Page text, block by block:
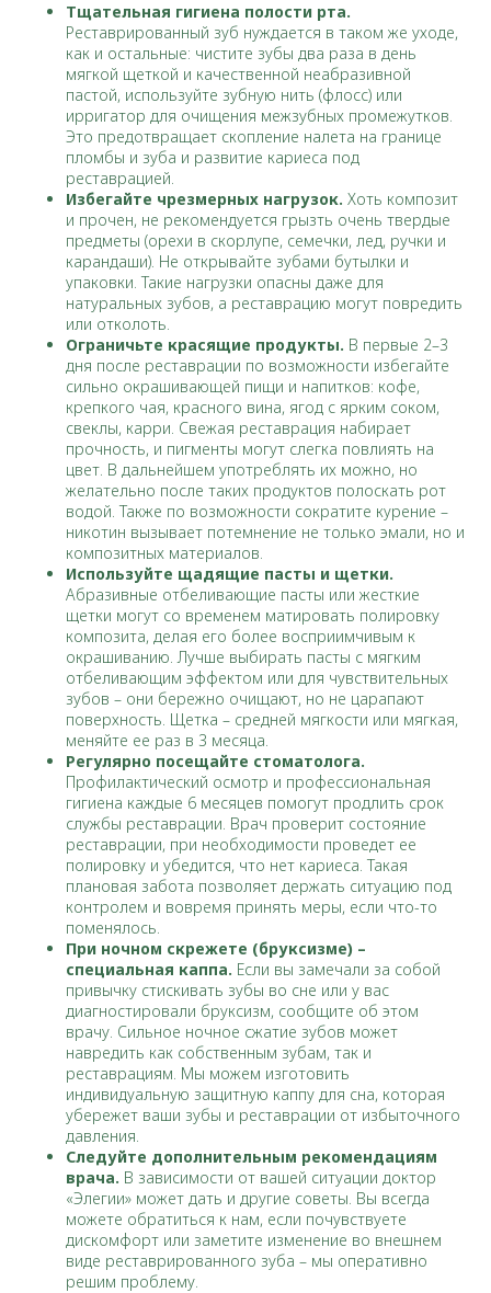
Тщательная гигиена полости рта.
Реставрированный зуб нуждается в таком же уходе,
как и остальные: чистите зубы два раза в день
мягкой щеткой и качественной неабразивной
пастой, используйте зубную нить (флосс) или
ирригатор для очищения межзубных промежутков.
Это предотвращает скопление налета на границе
пломбы и зуба и развитие кариеса под
реставрацией.
Избегайте чрезмерных нагрузок. Хоть композит
и прочен, не рекомендуется грызть очень твердые
предметы (орехи в скорлупе, семечки, лед, ручки и
карандаши). Не открывайте зубами бутылки и
упаковки. Такие нагрузки опасны даже для
натуральных зубов, а реставрацию могут повредить
или отколоть.
Ограничьте красящие продукты. В первые 2–3
дня после реставрации по возможности избегайте
сильно окрашивающей пищи и напитков: кофе,
крепкого чая, красного вина, ягод с ярким соком,
свеклы, карри. Свежая реставрация набирает
прочность, и пигменты могут слегка повлиять на
цвет. В дальнейшем употреблять их можно, но
желательно после таких продуктов полоскать рот
водой. Также по возможности сократите курение –
никотин вызывает потемнение не только эмали, но и
композитных материалов.
Используйте щадящие пасты и щетки.
Абразивные отбеливающие пасты или жесткие
щетки могут со временем матировать полировку
композита, делая его более восприимчивым к
окрашиванию. Лучше выбирать пасты с мягким
отбеливающим эффектом или для чувствительных
зубов – они бережно очищают, но не царапают
поверхность. Щетка – средней мягкости или мягкая,
меняйте ее раз в 3 месяца.
Регулярно посещайте стоматолога.
Профилактический осмотр и профессиональная
гигиена каждые 6 месяцев помогут продлить срок
службы реставрации. Врач проверит состояние
реставрации, при необходимости проведет ее
полировку и убедится, что нет кариеса. Такая
плановая забота позволяет держать ситуацию под
контролем и вовремя принять меры, если что-то
поменялось.
При ночном скрежете (бруксизме) –
специальная каппа. Если вы замечали за собой
привычку стискивать зубы во сне или у вас
диагностировали бруксизм, сообщите об этом
врачу. Сильное ночное сжатие зубов может
навредить как собственным зубам, так и
реставрациям. Мы можем изготовить
индивидуальную защитную каппу для сна, которая
убережет ваши зубы и реставрации от избыточного
давления.
Следуйте дополнительным рекомендациям
врача. В зависимости от вашей ситуации доктор
«Элегии» может дать и другие советы. Вы всегда
можете обратиться к нам, если почувствуете
дискомфорт или заметите изменение во внешнем
виде реставрированного зуба – мы оперативно
решим проблему.